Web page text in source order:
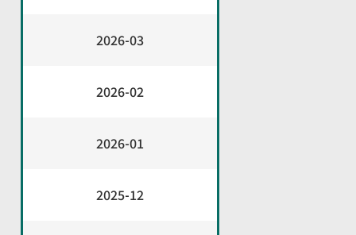
2026-03
2026-02
2026-01
2025-12